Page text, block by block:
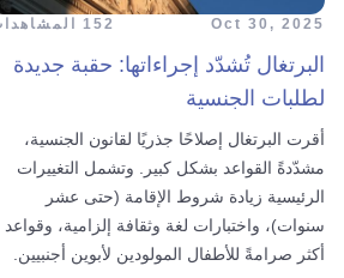
Oct 30, 2025 152 المشاهدات
البرتغال تُشدّد إجراءاتها: حقبة جديدة
لطلبات الجنسية
أقرت البرتغال إصلاحًا جذريًا لقانون الجنسية،
مشدّدةً القواعد بشكل كبير. وتشمل التغييرات
الرئيسية زيادة شروط الإقامة (حتى عشر
سنوات)، واختبارات لغة وثقافة إلزامية، وقواعد
أكثر صرامةً للأطفال المولودين لأبوين أجنبيين.